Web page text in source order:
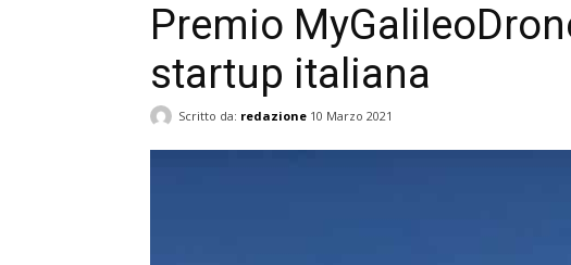
Premio
startup italiana
Scritto da: redazione 10 Marzo 2021